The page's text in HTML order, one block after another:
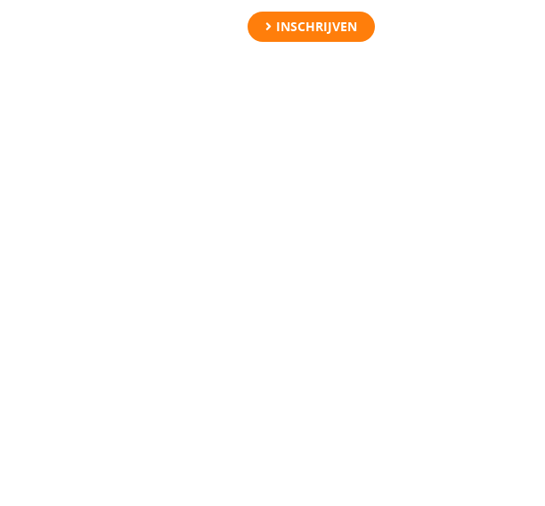
INSCHRIJVEN